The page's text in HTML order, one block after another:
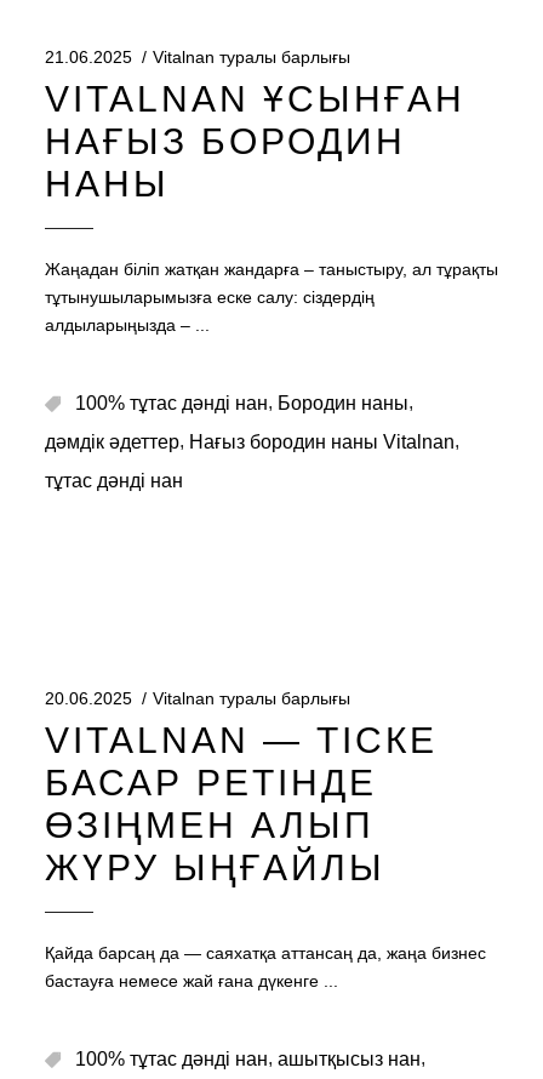
21.06.2025 Vitalnan туралы барлығы
VITALNAN ҰСЫНҒАН
НАҒЫЗ БОРОДИН
НАНЫ
Жаңадан біліп жатқан жандарға – таныстыру, ал тұрақты
тұтынушыларымызға еске салу: сіздердің
алдыларыңызда –
100% тұтас дәнді нан, Бородин наны,
дәмдік әдеттер, Нағыз бородин наны Vitalnan,
тұтас дәнді нан
20.06.2025 Vitalnan туралы барлығы
VITALNAN — ТІСКЕ
БАСАР РЕТІНДЕ
ӨЗІҢМЕН АЛЫП
ЖҮРУ ЫҢҒАЙЛЫ
Қайда барсаң да — саяхатқа аттансаң да, жаңа бизнес
бастауға немесе жай ғана дүкенге
100% тұтас дәнді нан, ашытқысыз нан,